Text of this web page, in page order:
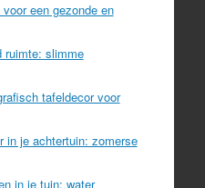
een gezonde en
ruimte: slimme
tafeldecor voor
in je achtertuin: zomerse
in je tuin: water